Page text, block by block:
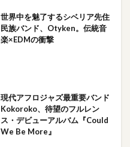
世界中を魅了するシベリア先住
民族バンド、Otyken。伝統音
楽×EDMの衝撃
現代アフロジャズ最重要バンド
Kokoroko、待望のフルレン
ス・デビューアルバム『Could
We Be More』